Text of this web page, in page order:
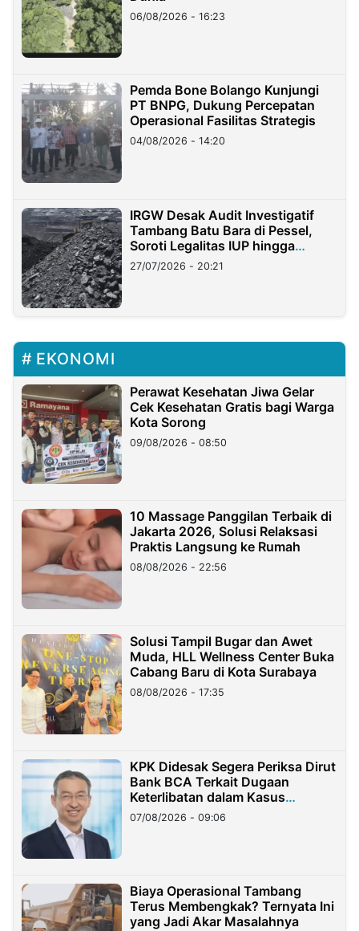
06/08/2026 - 16:23
Pemda Bone Bolango Kunjungi
PT BNPG, Dukung Percepatan
Operasional Fasilitas Strategis
04/08/2026 - 14:20
IRGW Desak Audit Investigatif
Tambang Batu Bara di Pessel,
Soroti Legalitas IUP hingga
Stockpile
27/07/2026 - 20:21
EKONOMI
Perawat Kesehatan Jiwa Gelar
Cek Kesehatan Gratis bagi Warga
Kota Sorong
09/08/2026 - 08:50
10 Massage Panggilan Terbaik di
Jakarta 2026, Solusi Relaksasi
Praktis Langsung ke Rumah
08/08/2026 - 22:56
Solusi Tampil Bugar dan Awet
Muda, HLL Wellness Center Buka
Cabang Baru di Kota Surabaya
08/08/2026 - 17:35
KPK Didesak Segera Periksa Dirut
Bank BCA Terkait Dugaan
Keterlibatan dalam Kasus
Hilangnya Dana Nasabah Rp2,58
Miliar
07/08/2026 - 09:06
Biaya Operasional Tambang
Terus Membengkak? Ternyata Ini
yang Jadi Akar Masalahnya